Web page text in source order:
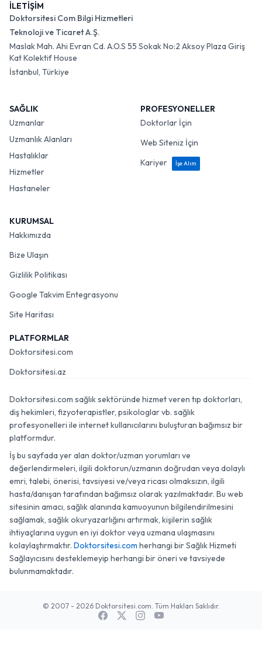
İLETİŞİM
Doktorsitesi Com Bilgi Hizmetleri
Teknoloji ve Ticaret A.Ş.
Maslak Mah. Ahi Evran Cd. A.O.S 55 Sokak No:2 Aksoy Plaza Giriş
Kat Kolektif House
İstanbul, Türkiye
SAĞLIK
Uzmanlar
Uzmanlık Alanları
Hastalıklar
Hizmetler
Hastaneler
PROFESYONELLER
Doktorlar İçin
Web Siteniz İçin
Kariyer
İşe Alım
KURUMSAL
Hakkımızda
Bize Ulaşın
Gizlilik Politikası
Google Takvim Entegrasyonu
Site Haritası
PLATFORMLAR
Doktorsitesi.com
Doktorsitesi.az
Doktorsitesi.com sağlık sektöründe hizmet veren tıp doktorları,
diş hekimleri, fizyoterapistler, psikologlar vb. sağlık
profesyonelleri ile internet kullanıcılarını buluşturan bağımsız bir
platformdur.
İş bu sayfada yer alan doktor/uzman yorumları ve
değerlendirmeleri, ilgili doktorun/uzmanın doğrudan veya dolaylı
emri, talebi, önerisi, tavsiyesi ve/veya ricası olmaksızın, ilgili
hasta/danışan tarafından bağımsız olarak yazılmaktadır. Bu web
sitesinin amacı, sağlık alanında kamuoyunun bilgilendirilmesini
sağlamak, sağlık okuryazarlığını artırmak, kişilerin sağlık
ihtiyaçlarına uygun en iyi doktor veya uzmana ulaşmasını
kolaylaştırmaktır. Doktorsitesi.com herhangi bir Sağlık Hizmeti
Sağlayıcısını desteklemeyip herhangi bir öneri ve tavsiyede
bulunmamaktadır.
© 2007 - 2026 Doktorsitesi.com. Tüm Hakları Saklıdır.